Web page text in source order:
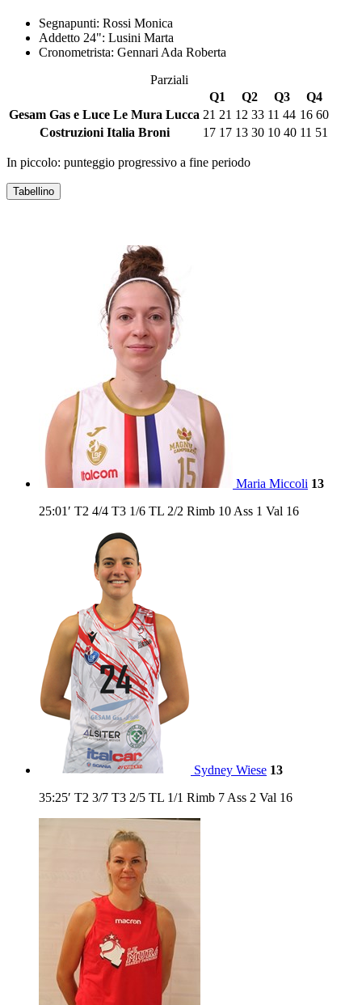
Segnapunti: Rossi Monica
Addetto 24": Lusini Marta
Cronometrista: Gennari Ada Roberta
Parziali
Q1
Q2 Q3
Q4
Gesam Gas e Luce Le Mura Lucca 21 21 12 33 11 44 16 60
Costruzioni Italia Broni
17 17 13 30 10 40 11 51
In piccolo: punteggio progressivo a fine periodo
Tabellino
Maria Miccoli 13
25:01′ T2 4/4 T3 1/6 TL 2/2 Rimb 10 Ass 1 Val 16
Sydney Wiese 13
35:25′ T2 3/7 T3 2/5 TL 1/1 Rimb 7 Ass 2 Val 16